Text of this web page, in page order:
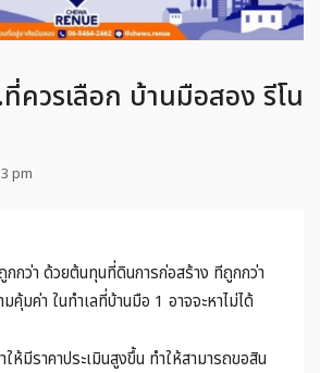
วรเลือก บ้านมือสอง รีโน
pm
กว่า ด้วยต้นทุนที่ดินการก่อสร้าง ทีถูกกว่า
คุ้มค่า ในทำเลที่บ้านมือ 1 อาจจะหาไม่ได้
ให้มีราคาประเมินสูงขึ้น ทำให้สามารถขอสิน